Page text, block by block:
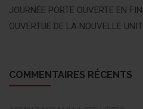
JOURNÉE PORTE OUVERTE EN FIN
OUVERTUE DE LA NOUVELLE
COMMENTAIRES RÉCENTS